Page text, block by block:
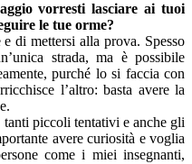
vorresti lasciare ai tuoi
le tue orme?
di mettersi alla prova. Spesso
strada, ma è possibile
purché lo si faccia con
l’altro: basta avere la
piccoli tentativi e anche gli
avere curiosità e voglia
come i miei insegnanti,